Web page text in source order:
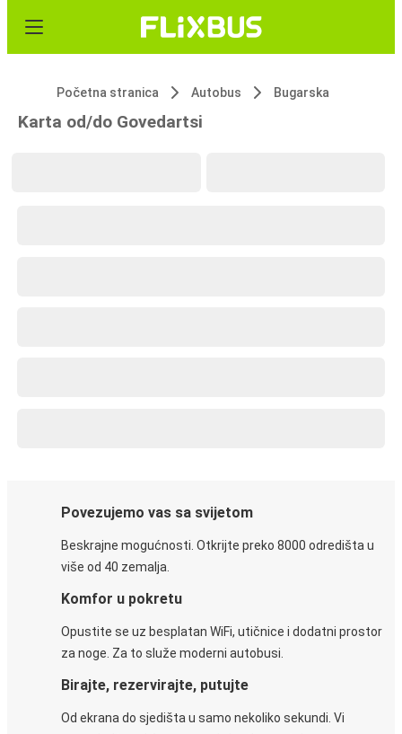
Početna stranica Autobus Bugarska
Karta od/do Govedartsi
Povezujemo vas sa svijetom
Beskrajne mogućnosti. Otkrijte preko 8000 odredišta u
više od 40 zemalja.
Komfor u pokretu
Opustite se uz besplatan WiFi, utičnice i dodatni prostor
za noge. Za to služe moderni autobusi.
Birajte, rezervirajte, putujte
Od ekrana do sjedišta u samo nekoliko sekundi. Vi